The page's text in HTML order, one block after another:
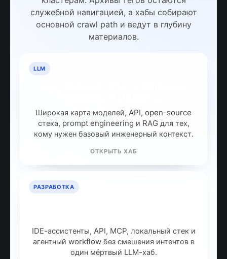
служебной навигацией, а хабы собирают
основной crawl path и ведут в глубину
материалов.
LLM
Широкая карта моделей, API, open-source
стека, prompt engineering и RAG для тех,
кому нужен базовый инженерный контекст.
ОТКРЫТЬ ХАБ
РАЗРАБОТКА
IDE-ассистенты, API, MCP, локальный стек и
агентный workflow без смешения интентов в
один мёртвый LLM-хаб.